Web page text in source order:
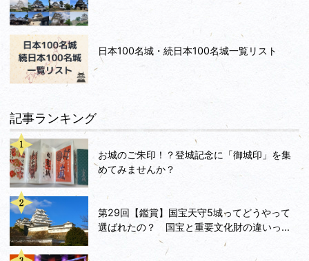
日本100名城・続日本100名城一覧リスト
記事ランキング
お城のご朱印！？登城記念に「御城印」を集
めてみませんか？
第29回【鑑賞】国宝天守5城ってどうやって
選ばれたの？ 国宝と重要文化財の違いっ...